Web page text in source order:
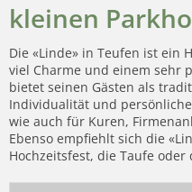
kleinen
Die «Linde» in Teufen ist ein
viel Charme und einem sehr
bietet seinen Gästen als
Individualität und
wie auch für Kuren,
Ebenso empfiehlt sich die
Hochzeitsfest, die Taufe